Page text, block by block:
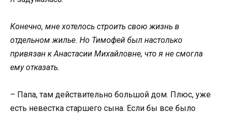
Конечно, мне хотелось строить свою жизнь в
отдельном жилье. Но Тимофей был настолько
привязан к Анастасии Михайловне, что я не смогла
ему отказать.
– Папа, там действительно большой дом. Плюс, уже
есть невестка старшего сына. Если бы все было